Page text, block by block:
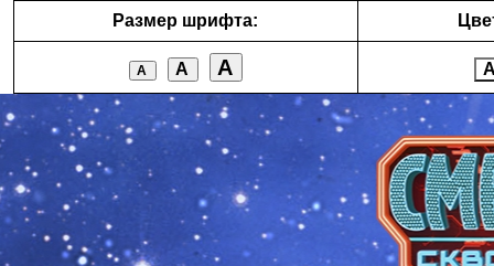
Размер шрифта:
А А А